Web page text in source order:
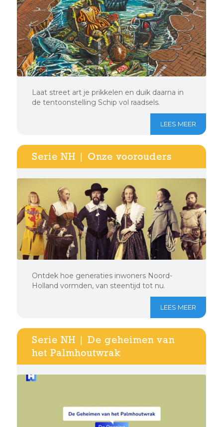
Laat street art je prikkelen en duik daarna in
de tentoonstelling Schip vol raadsels.
LEES MEER
Serie NH | Onze voorouders
Ontdek hoe generaties inwoners Noord-
Holland vormden, van steentijd tot nu.
LEES MEER
Serie NH | De geheimen van
het Palmhoutwrak